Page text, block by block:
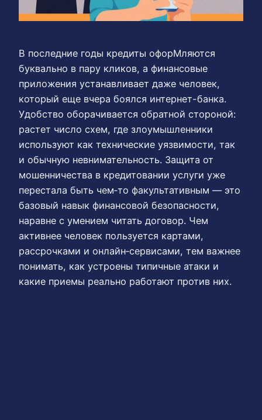
В последние годы кредиты офорМляются
буквально в пару кликов, а финансовые
приложения устанавливает даже человек,
который еще вчера боялся интернет-банка.
Удобство оборачивается обратной стороной:
растет число схем, где злоумышленники
используют как технические уязвимости, так
и обычную невнимательность. Защита от
мошенничества в кредитовании услуги уже
перестала быть чем‑то факультативным — это
базовый навык финансовой безопасности,
наравне с умением читать договор. Чем
активнее человек пользуется картами,
рассрочками и онлайн‑сервисами, тем важнее
понимать, как устроены типичные атаки и
какие приемы реально работают против них.